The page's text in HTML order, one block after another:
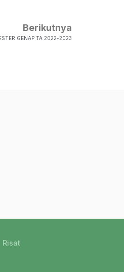
Berikutnya
GENAP TA 2022-2023
Risat